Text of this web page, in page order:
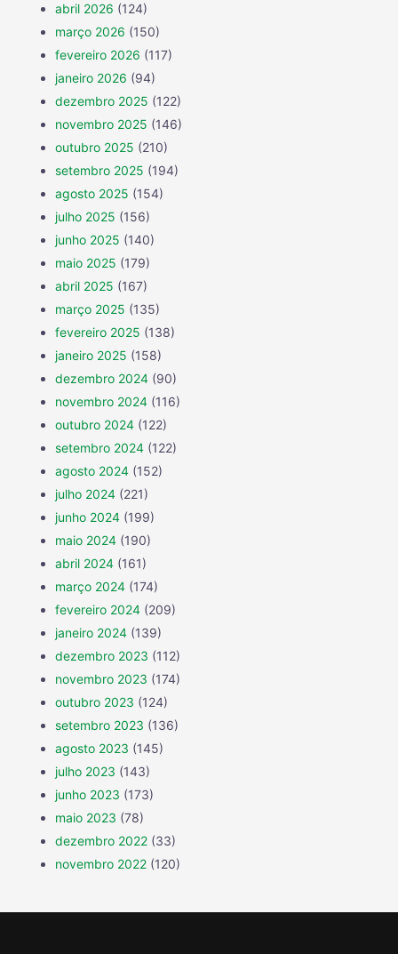
abril 2026 (124)
março 2026 (150)
fevereiro 2026 (117)
janeiro 2026 (94)
dezembro 2025 (122)
novembro 2025 (146)
outubro 2025 (210)
setembro 2025 (194)
agosto 2025 (154)
julho 2025 (156)
junho 2025 (140)
maio 2025 (179)
abril 2025 (167)
março 2025 (135)
fevereiro 2025 (138)
janeiro 2025 (158)
dezembro 2024 (90)
novembro 2024 (116)
outubro 2024 (122)
setembro 2024 (122)
agosto 2024 (152)
julho 2024 (221)
junho 2024 (199)
maio 2024 (190)
abril 2024 (161)
março 2024 (174)
fevereiro 2024 (209)
janeiro 2024 (139)
dezembro 2023 (112)
novembro 2023 (174)
outubro 2023 (124)
setembro 2023 (136)
agosto 2023 (145)
julho 2023 (143)
junho 2023 (173)
maio 2023 (78)
dezembro 2022 (33)
novembro 2022 (120)